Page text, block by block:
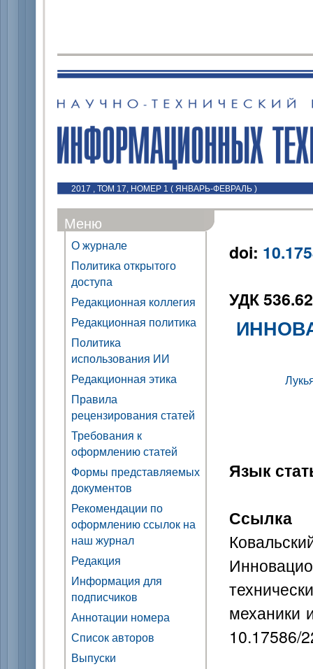
2017 , ТОМ 17, НОМЕР 1 ( ЯНВАРЬ-ФЕВРАЛЬ )
Меню
О журнале
Политика открытого
доступа
Редакционная коллегия
Редакционная политика
Политика
использования ИИ
Редакционная этика
Правила
рецензирования статей
Требования к
оформлению статей
Формы представляемых
документов
Рекомендации по
оформлению ссылок на
наш журнал
Редакция
Информация для
подписчиков
Аннотации номера
Список авторов
Выпуски
doi:
УДК
Язык
Ссылка
механики
10.17586/